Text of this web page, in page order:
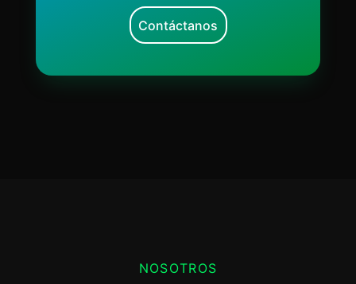
Contáctanos
NOSOTROS